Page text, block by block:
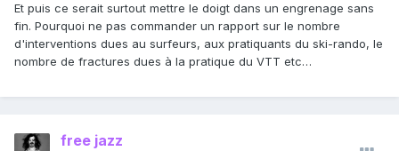
Et puis ce serait surtout mettre le doigt dans un engrenage sans
fin. Pourquoi ne pas commander un rapport sur le nombre
d'interventions dues au surfeurs, aux pratiquants du ski-rando, le
nombre de fractures dues à la pratique du VTT etc…
free jazz